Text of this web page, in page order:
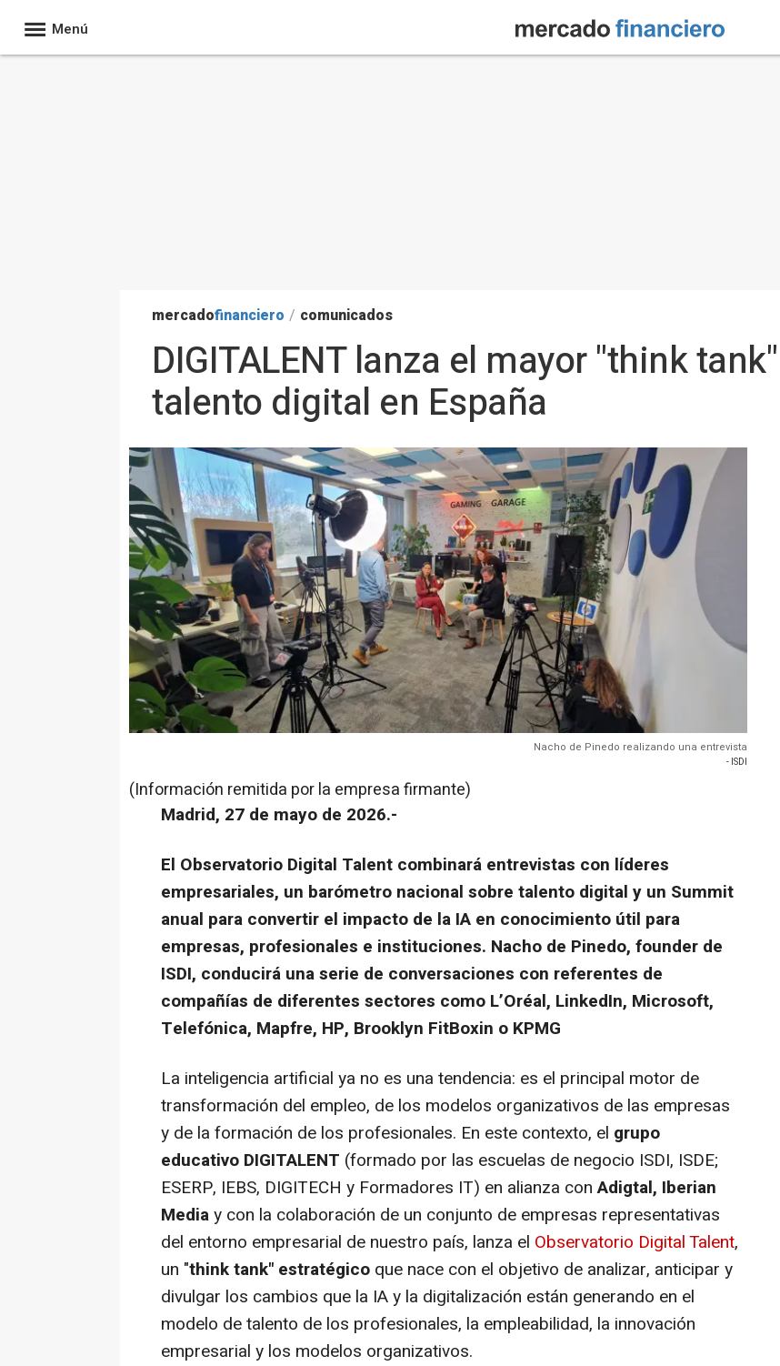
Menú
mercadofinanciero / comunicados
DIGITALENT lanza el mayor "think
talento digital en España
Nacho de Pinedo realizando una entrevista
- ISDI
(Información remitida por la empresa firmante)
Madrid, 27 de mayo de 2026.-
El Observatorio Digital Talent combinará entrevistas con líderes
empresariales, un barómetro nacional sobre talento digital y un Summit
anual para convertir el impacto de la IA en conocimiento útil para
empresas, profesionales e instituciones. Nacho de Pinedo, founder de
ISDI, conducirá una serie de conversaciones con referentes de
compañías de diferentes sectores como L’Oréal, LinkedIn, Microsoft,
Telefónica, Mapfre, HP, Brooklyn FitBoxin o KPMG
La inteligencia artificial ya no es una tendencia: es el principal motor de
transformación del empleo, de los modelos organizativos de las empresas
y de la formación de los profesionales. En este contexto, el grupo
educativo DIGITALENT (formado por las escuelas de negocio ISDI, ISDE;
ESERP, IEBS, DIGITECH y Formadores IT) en alianza conAdigtal, Iberian
Mediay con la colaboración de un conjunto de empresas representativas
del entorno empresarial de nuestro país, lanza el Observatorio Digital Talent,
un "think tank" estratégico que nace con el objetivo de analizar, anticipar y
divulgar los cambios que la IA y la digitalización están generando en el
modelo de talento de los profesionales, la empleabilidad, la innovación
empresarial y los modelos organizativos.